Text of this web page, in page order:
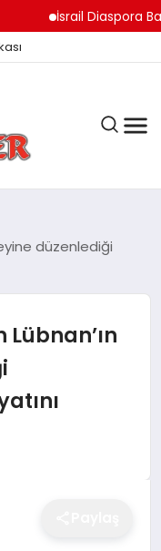
İsrail Diaspora Bakanı
düzenlediği